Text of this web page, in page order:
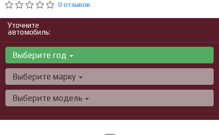
0 отзывов
Уточните
автомобиль:
Выберите год
Выберите марку
Выберите модель